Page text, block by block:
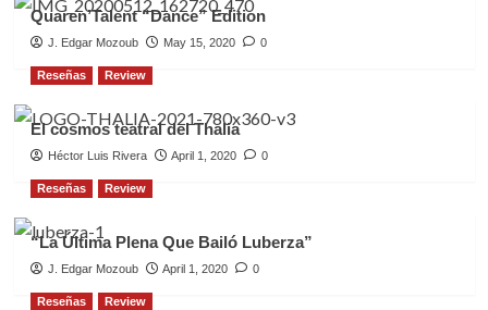
Quaren’Talent “Dance” Edition
J. Edgar Mozoub May 15, 2020 0
Reseñas Review
El cosmos teatral del Thalia
Héctor Luis Rivera April 1, 2020 0
Reseñas Review
“La Última Plena Que Bailó Luberza”
J. Edgar Mozoub April 1, 2020 0
Reseñas Review